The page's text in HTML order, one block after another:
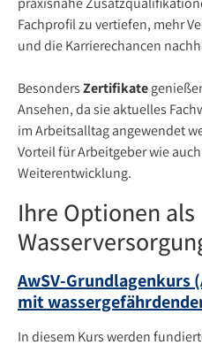
Fachprofil zu vertiefen, mehr
und die Karrierechancen
BesondersZertifikate
Ansehen, da sie aktuelles
im Arbeitsalltag angewendet
Vorteil für Arbeitgeber wie
Weiterentwicklung.
Ihre Optionen als
AwSV-Grundlagenkurs
mit
In diesem Kurs werden